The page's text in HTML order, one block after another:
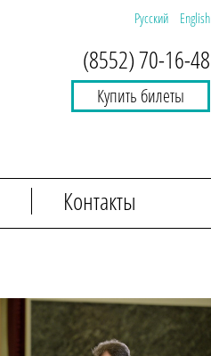
Русский English
(8552) 70-16-48
Купить билеты
Контакты